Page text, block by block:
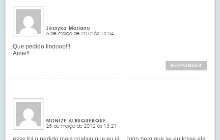
Jéssyka Mariano
6 de março de 2012 às 13:34
Que pedido lindooo!!!
Amei!!
RESPONDER
MONIZE ALBUQUERQUE
28 de março de 2012 às 13:21